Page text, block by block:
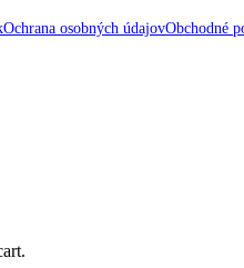
Ochrana osobných údajovObchodné